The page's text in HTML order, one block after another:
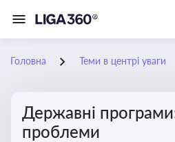
Головна Теми в центрі уваги
Державні
проблеми